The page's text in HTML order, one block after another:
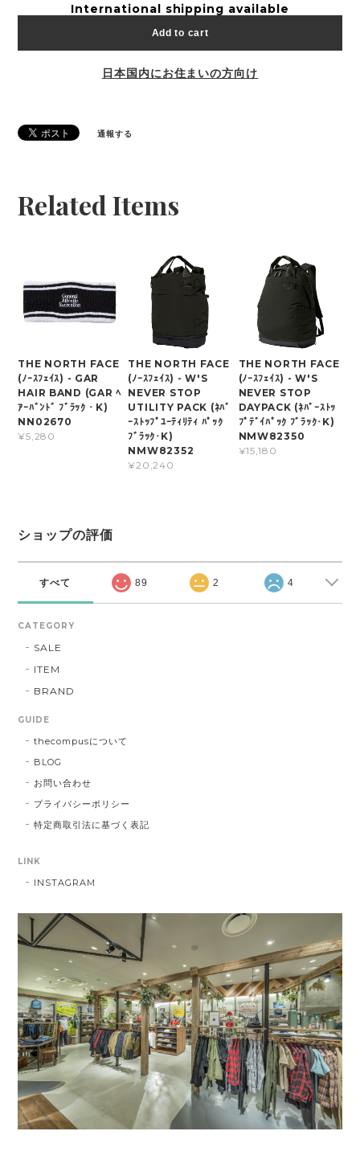
International shipping available
Add to cart
日本国内にお住まいの方向け
通報する
Related Items
THE NORTH FACE
(ﾉｰｽﾌｪｲｽ) - GAR
HAIR BAND (GAR ﾍ
ｱｰﾊﾞﾝﾄﾞ ﾌﾞﾗｯｸ・K)
NN02670
¥5,280
THE NORTH FACE
(ﾉｰｽﾌｪｲｽ) - W'S
NEVER STOP
UTILITY PACK (ﾈﾊﾞ
ｰｽﾄｯﾌﾟﾕｰﾃｨﾘﾃｨ ﾊﾟｯｸ
ﾌﾞﾗｯｸ･K)
NMW82352
¥20,240
THE NORTH FACE
(ﾉｰｽﾌｪｲｽ) - W'S
NEVER STOP
DAYPACK (ﾈﾊﾞｰｽﾄｯ
ﾌﾟﾃﾞｲﾊﾟｯｸ ﾌﾞﾗｯｸ･K)
NMW82350
¥15,180
ショップの評価
すべて 89 2 4
CATEGORY
SALE
ITEM
BRAND
GUIDE
thecompusについて
BLOG
お問い合わせ
プライバシーポリシー
特定商取引法に基づく表記
LINK
INSTAGRAM